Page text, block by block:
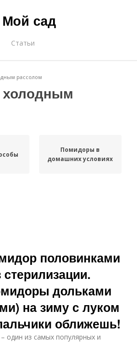
Мой сад
Статьи
рассолом
холодным
Помидоры в
домашних условиях
половинками
дольками
на зиму с луком
оближешь!
один из самых популярных и